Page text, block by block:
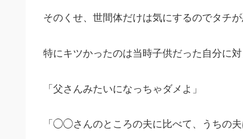
そのくせ、世間体だけは気にするのでタチ
特にキツかったのは当時子供だった自分に
「父さんみたいになっちゃダメよ」
「◯◯さんのところの夫に比べて、うちの夫